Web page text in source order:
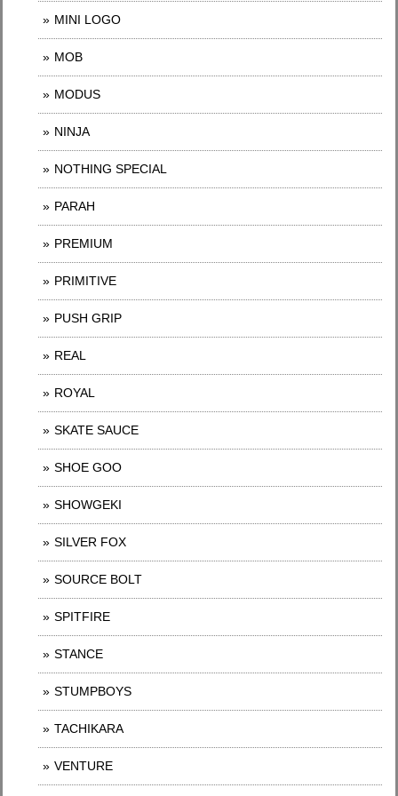
MINI LOGO
MOB
MODUS
NINJA
NOTHING SPECIAL
PARAH
PREMIUM
PRIMITIVE
PUSH GRIP
REAL
ROYAL
SKATE SAUCE
SHOE GOO
SHOWGEKI
SILVER FOX
SOURCE BOLT
SPITFIRE
STANCE
STUMPBOYS
TACHIKARA
VENTURE